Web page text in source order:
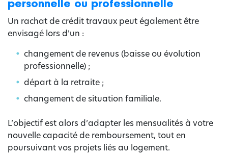
personnelle ou professionnelle
Un rachat de crédit travaux peut également être
envisagé lors d’un :
changement de revenus (baisse ou évolution
professionnelle) ;
départ à la retraite ;
changement de situation familiale.
L’objectif est alors d’adapter les mensualités à votre
nouvelle capacité de remboursement, tout en
poursuivant vos projets liés au logement.